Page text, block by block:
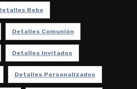
Bebe
Detalles Comunión
Detalles Invitados
Detalles Personalizados